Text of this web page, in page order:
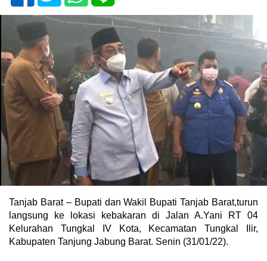
Tanjab Barat – Bupati dan Wakil Bupati Tanjab Barat,turun
langsung ke lokasi kebakaran di Jalan A.Yani RT 04
Kelurahan Tungkal IV Kota, Kecamatan Tungkal Ilir,
Kabupaten Tanjung Jabung Barat. Senin (31/01/22).